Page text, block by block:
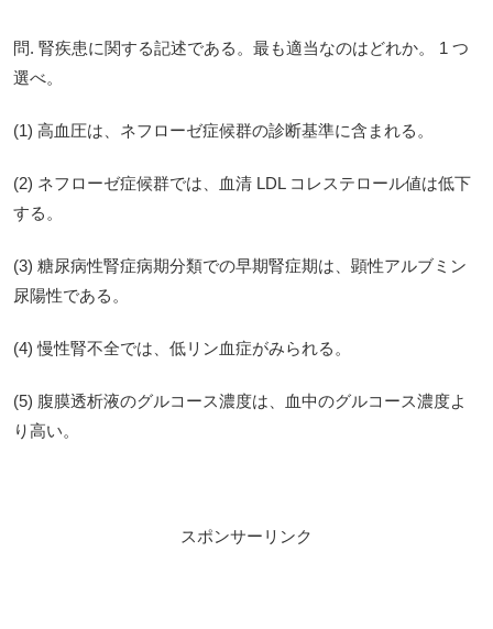
問. 腎疾患に関する記述である。最も適当なのはどれか。 1 つ
選べ。
(1) 高血圧は、ネフローゼ症候群の診断基準に含まれる。
(2) ネフローゼ症候群では、血清 LDL コレステロール値は低下
する。
(3) 糖尿病性腎症病期分類での早期腎症期は、顕性アルブミン
尿陽性である。
(4) 慢性腎不全では、低リン血症がみられる。
(5) 腹膜透析液のグルコース濃度は、血中のグルコース濃度よ
り高い。
スポンサーリンク